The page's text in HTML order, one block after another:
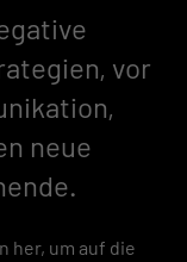
vor
neue
her, um auf die